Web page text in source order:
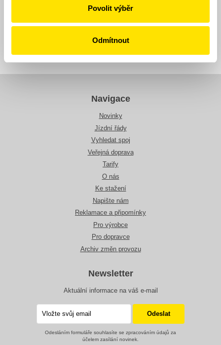
Povolit výběr
Odmítnout
Navigace
Novinky
Jízdní řády
Vyhledat spoj
Veřejná doprava
Tarify
O nás
Ke stažení
Napište nám
Reklamace a připomínky
Pro výrobce
Pro dopravce
Archiv změn provozu
Newsletter
Aktuální informace na váš e-mail
Odesláním formuláře souhlasíte se zpracováním údajů za
účelem zasílání novinek.